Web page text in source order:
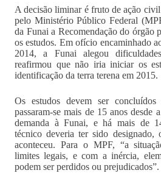
A decisão liminar é fruto de ação
pelo Ministério Público Federal
da Funai a Recomendação do órgão
os estudos. Em ofício encaminhado
2014, a Funai alegou
reafirmou que não iria iniciar os
identificação da terra terena em 2015.
Os estudos devem ser concluídos
passaram-se mais de 15 anos desde
demanda à Funai, e há mais de
técnico deveria ter sido designado,
aconteceu. Para o MPF, “a
limites legais, e com a inércia,
podem ser perdidos ou prejudicados”.